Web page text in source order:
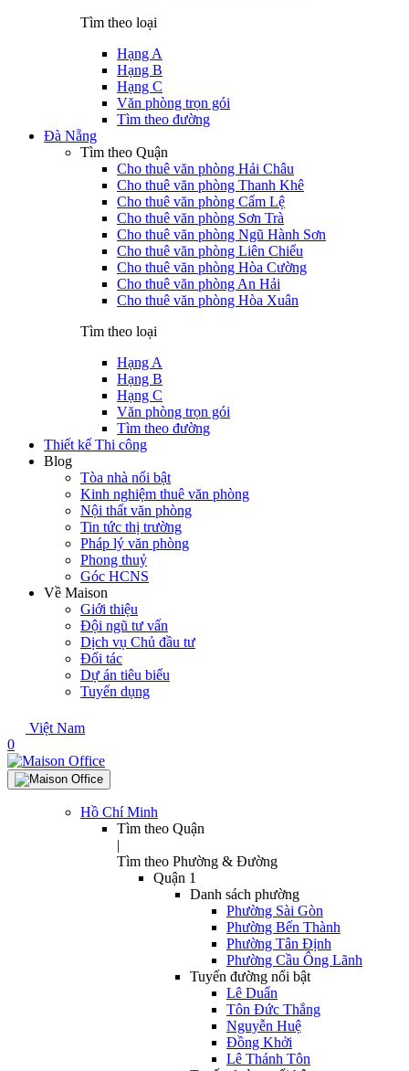
Tìm theo loại
Hạng A
Hạng B
Hạng C
Văn phòng trọn gói
Tìm theo đường
Đà Nẵng
Tìm theo Quận
Cho thuê văn phòng Hải Châu
Cho thuê văn phòng Thanh Khê
Cho thuê văn phòng Cẩm Lệ
Cho thuê văn phòng Sơn Trà
Cho thuê văn phòng Ngũ Hành Sơn
Cho thuê văn phòng Liên Chiểu
Cho thuê văn phòng Hòa Cường
Cho thuê văn phòng An Hải
Cho thuê văn phòng Hòa Xuân
Tìm theo loại
Hạng A
Hạng B
Hạng C
Văn phòng trọn gói
Tìm theo đường
Thiết kế Thi công
Blog
Tòa nhà nổi bật
Kinh nghiệm thuê văn phòng
Nội thất văn phòng
Tin tức thị trường
Pháp lý văn phòng
Phong thuỷ
Góc HCNS
Về Maison
Giới thiệu
Đội ngũ tư vấn
Dịch vụ Chủ đầu tư
Đối tác
Dự án tiêu biểu
Tuyển dụng
Việt Nam
0
Hồ Chí Minh
Tìm theo Quận
|
Tìm theo Phường & Đường
Quận 1
Danh sách phường
Phường Sài Gòn
Phường Bến Thành
Phường Tân Định
Phường Cầu Ông Lãnh
Tuyến đường nổi bật
Lê Duẩn
Tôn Đức Thắng
Nguyễn Huệ
Đồng Khởi
Lê Thánh Tôn